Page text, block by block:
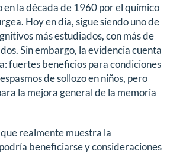
la década de 1960 por el químico
Hoy en día, sigue siendo uno de
más estudiados, con más de
Sin embargo, la evidencia cuenta
fuertes beneficios para condiciones
de sollozo en niños, pero
la mejora general de la memoria
realmente muestra la
beneficiarse y consideraciones